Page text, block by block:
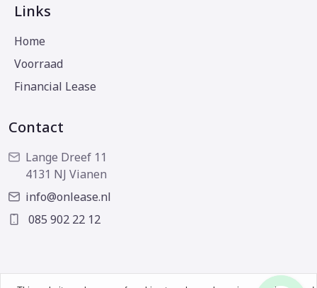
Links
Home
Voorraad
Financial Lease
Contact
Lange Dreef 11
4131 NJ Vianen
info@onlease.nl
085 902 22 12